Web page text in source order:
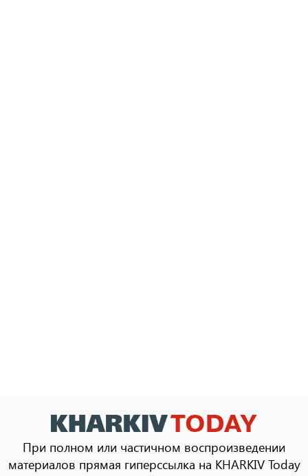
При полном или частичном воспроизведении
материалов прямая гиперссылка на KHARKIV Today